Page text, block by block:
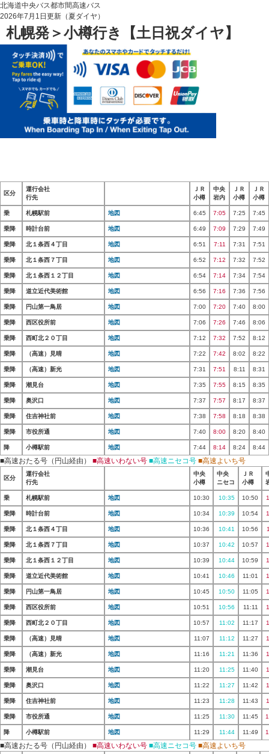
北海道中央バス都市間高速バス
2026年7月1日更新（夏ダイヤ）
札幌発＞小樽行き【土日祝ダイヤ】
区分
運行会社
行先
ＪＲ
小樽
中央
岩内
ＪＲ
小樽
ＪＲ
小樽
乗 札幌駅前 地図 6:45 7:05 7:25 7:45
乗降 時計台前 地図 6:49 7:09 7:29 7:49
乗降 北１条西４丁目 地図 6:51 7:11 7:31 7:51
乗降 北１条西７丁目 地図 6:52 7:12 7:32 7:52
乗降 北１条西１２丁目 地図 6:54 7:14 7:34 7:54
乗降 道立近代美術館 地図 6:56 7:16 7:36 7:56
乗降 円山第一鳥居 地図 7:00 7:20 7:40 8:00
乗降 西区役所前 地図 7:06 7:26 7:46 8:06
乗降 西町北２０丁目 地図 7:12 7:32 7:52 8:12
乗降 （高速）見晴 地図 7:22 7:42 8:02 8:22
乗降 （高速）新光 地図 7:31 7:51 8:11 8:31
乗降 潮見台 地図 7:35 7:55 8:15 8:35
乗降 奥沢口 地図 7:37 7:57 8:17 8:37
乗降 住吉神社前 地図 7:38 7:58 8:18 8:38
乗降 市役所通 地図 7:40 8:00 8:20 8:40
降 小樽駅前 地図 7:44 8:14 8:24 8:44
■高速おたる号（円山経由） ■高速いわない号 ■高速ニセコ号 ■高速よいち号
区分
運行会社
行先
中央
小樽
中央
ニセコ
ＪＲ
小樽
乗 札幌駅前 地図 10:30 10:35 10:50
乗降 時計台前 地図 10:34 10:39 10:54
乗降 北１条西４丁目 地図 10:36 10:41 10:56
乗降 北１条西７丁目 地図 10:37 10:42 10:57
乗降 北１条西１２丁目 地図 10:39 10:44 10:59
乗降 道立近代美術館 地図 10:41 10:46 11:01
乗降 円山第一鳥居 地図 10:45 10:50 11:05
乗降 西区役所前 地図 10:51 10:56 11:11
乗降 西町北２０丁目 地図 10:57 11:02 11:17
乗降 （高速）見晴 地図 11:07 11:12 11:27
乗降 （高速）新光 地図 11:16 11:21 11:36
乗降 潮見台 地図 11:20 11:25 11:40
乗降 奥沢口 地図 11:22 11:27 11:42
乗降 住吉神社前 地図 11:23 11:28 11:43
乗降 市役所通 地図 11:25 11:30 11:45
降 小樽駅前 地図 11:29 11:44 11:49
■高速おたる号（円山経由） ■高速いわない号 ■高速ニセコ号 ■高速よいち号